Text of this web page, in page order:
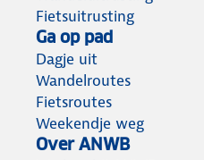
Fietsuitrusting
Ga op pad
Dagje uit
Wandelroutes
Fietsroutes
Weekendje weg
Over ANWB